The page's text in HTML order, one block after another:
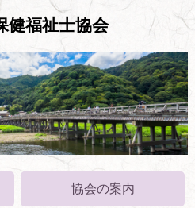
健福祉士協会
協会の案内